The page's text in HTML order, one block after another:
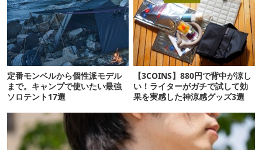
定番モンベルから個性派モデル
まで。キャンプで使いたい最強
ソロテント17選
【3COINS】880円で背中が涼し
い！ライターがガチで試して効
果を実感した神涼感グッズ3選